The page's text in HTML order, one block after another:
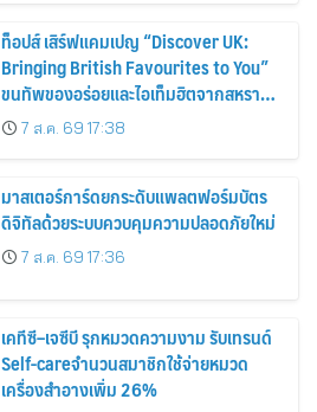
ท็อปส์ เสิร์ฟแคมเปญ “Discover UK:
Bringing British Favourites to You”
ขนทัพของอร่อยและไอเท็มฮิตจากสหราช
อาณาจักร ส่งตรงถึงมือตั้งแต่วันนี้ – 18
สิงหาคมนี้
7 ส.ค. 69 17:38
มาสเตอร์การ์ดยกระดับแพลตฟอร์มบัตร
ดิจิทัลด้วยระบบควบคุมความปลอดภัยใหม่
7 ส.ค. 69 17:36
เคทีซี–เจซีบี รุกหมวดความงาม รับเทรนด์
Self-careจำนวนสมาชิกใช้จ่ายหมวด
เครื่องสำอางเพิ่ม 26%